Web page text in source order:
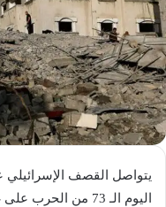
يتواصل القصف
اليوم الـ 73 من